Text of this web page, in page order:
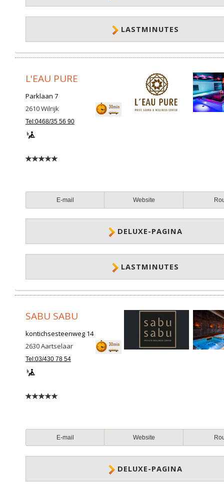
LASTMINUTES
L'EAU PURE
Parklaan 7
2610Wilrijk
Tel:0468/35 56 90
E-mail Website
DELUXE-PAGINA
LASTMINUTES
SABU SABU
kontichsesteenweg 14
2630Aartselaar
Tel:03/430 78 54
E-mail Website
DELUXE-PAGINA